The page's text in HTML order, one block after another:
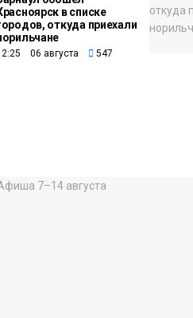
в списке
откуда приехали
06 августа 547